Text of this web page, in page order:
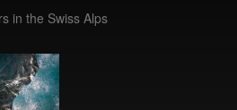
in the Swiss Alps